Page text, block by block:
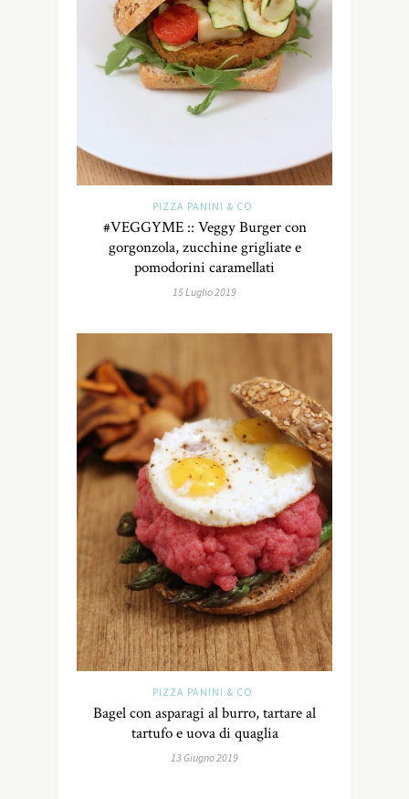
PIZZA PANINI & CO
#VEGGYME :: Veggy Burger con
gorgonzola, zucchine grigliate e
pomodorini caramellati
15 Luglio 2019
PIZZA PANINI & CO
Bagel con asparagi al burro, tartare al
tartufo e uova di quaglia
13 Giugno 2019